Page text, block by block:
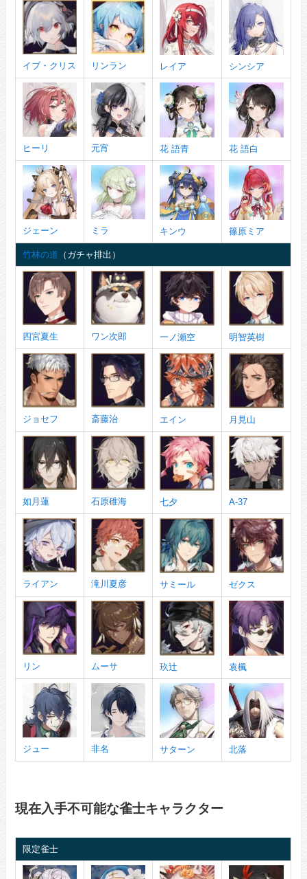
イブ・クリス リンラン レイア シンシア
ヒーリ 元宵 花 語青 花 語白
ジェーン ミラ キンウ 篠原ミア
竹林の道 （ガチャ排出）
四宮夏生 ワン次郎 一ノ瀬空 明智英樹
ジョセフ 斎藤治 エイン 月見山
如月蓮 石原碓海 七夕 A-37
ライアン 滝川夏彦 サミール ゼクス
リン ムーサ 玖辻 袁楓
ジュー 非名 サターン 北落
現在入手不可能な雀士キャラクター
限定雀士